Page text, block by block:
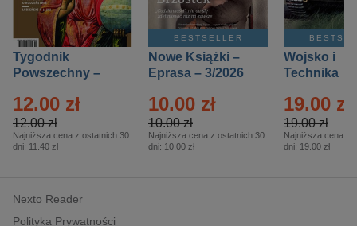
Tygodnik
Powszechny –
12.00 zł
12.00 zł
Najniższa cena z ostatnich 30
dni: 11.40 zł
BESTSELLER
Nowe Książki –
Eprasa – 3/2026
10.00 zł
10.00 zł
Najniższa cena z ostatnich 30
dni: 10.00 zł
Wojsko i
Technika
– 2/2026
19.00 zł
19.00 zł
Najniższa cena z
dni: 19.00 zł
Nexto Reader
Polityka Prywatności